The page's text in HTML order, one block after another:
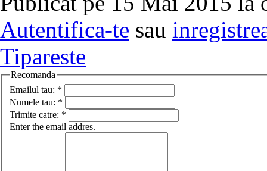
Autentifica-te sau
Tipareste
Recomanda
Emailul tau: *
Numele tau: *
Trimite catre: *
Enter the email addres.